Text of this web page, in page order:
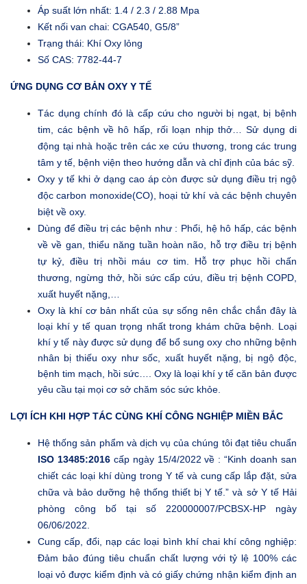
Áp suất lớn nhất: 1.4 / 2.3 / 2.88 Mpa
Kết nối van chai: CGA540, G5/8”
Trạng thái: Khí Oxy lỏng
Số CAS: 7782-44-7
ỨNG DỤNG CƠ BẢN OXY Y TẾ
Tác dụng chính đó là cấp cứu cho người bị ngạt, bị bệnh
tim, các bệnh về hô hấp, rối loạn nhịp thở… Sử dụng di
động tại nhà hoặc trên các xe cứu thương, trong các trung
tâm y tế, bệnh viện theo hướng dẫn và chỉ định của bác sỹ.
Oxy y tế khi ở dạng cao áp còn được sử dụng điều trị ngộ
độc carbon monoxide(CO), hoại tử khí và các bệnh chuyên
biệt về oxy.
Dùng để điều trị các bệnh như : Phổi, hệ hô hấp, các bệnh
về về gan, thiểu năng tuần hoàn não, hỗ trợ điều trị bệnh
tự kỷ, điều trị nhồi máu cơ tim. Hỗ trợ phục hồi chấn
thương, ngừng thở, hồi sức cấp cứu, điều trị bệnh COPD,
xuất huyết nặng,…
Oxy là khí cơ bản nhất của sự sống nên chắc chắn đây là
loại khí y tế quan trọng nhất trong khám chữa bệnh. Loại
khí y tế này được sử dụng để bổ sung oxy cho những bệnh
nhân bị thiếu oxy như sốc, xuất huyết nặng, bị ngộ độc,
bệnh tim mạch, hồi sức…. Oxy là loại khí y tế căn bản được
yêu cầu tại mọi cơ sở chăm sóc sức khỏe.
LỢI ÍCH KHI HỢP TÁC CÙNG KHÍ CÔNG NGHIỆP MIỀN BẮC
Hệ thống sản phẩm và dịch vụ của chúng tôi đạt tiêu chuẩn
ISO 13485:2016cấp ngày 15/4/2022 về : “Kinh doanh san
chiết các loại khí dùng trong Y tế và cung cấp lắp đặt, sửa
chữa và bảo dưỡng hệ thống thiết bị Y tế.” và sở Y tế Hải
phòng công bố tại số 220000007/PCBSX-HP ngày
06/06/2022.
Cung cấp, đổi, nạp các loại bình khí chai khí công nghiệp:
Đảm bảo đúng tiêu chuẩn chất lượng với tỷ lệ 100% các
loại vỏ được kiểm định và có giấy chứng nhận kiểm định an